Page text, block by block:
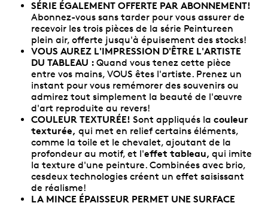
SÉRIE ÉGALEMENT OFFERTE PAR ABONNEMENT!
Abonnez-vous sans tarder pour vous assurer de
recevoir les trois pièces de la série Peintureen
plein air, offerte jusqu'à épuisement des stocks!
VOUS AUREZ L'IMPRESSION D'ÊTRE L'ARTISTE
DU TABLEAU : Quand vous tenez cette pièce
entre vos mains, VOUS êtes l'artiste. Prenez un
instant pour vous remémorer des souvenirs ou
admirez tout simplement la beauté de l'œuvre
d'art reproduite au revers!
COULEUR TEXTURÉE! Sont appliqués la couleur
texturée, qui met en relief certains éléments,
comme la toile et le chevalet, ajoutant de la
profondeur au motif, et l'effet tableau, qui imite
la texture d'une peinture. Combinées avec brio,
cesdeux technologies créent un effet saisissant
de réalisme!
LA MINCE ÉPAISSEUR PERMET UNE SURFACE